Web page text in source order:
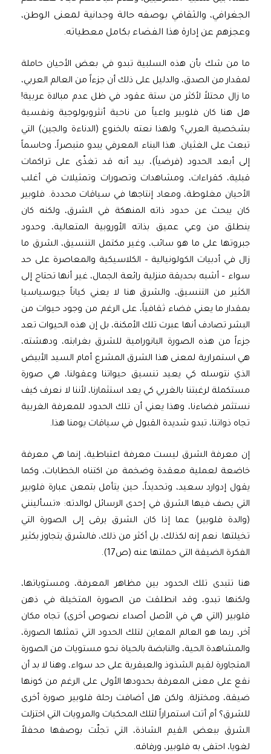
الجغرافي، والثقافي بوصفه حالة وجدانية لمعنى الوطن،
وعجزهم عن إدارة هذا الفضاء بكامل معطياته.
ما من شك بأن هذه السلبية تبدو في بعض الأحيان حاملة
لمقدار من الصدق، والدليل على ذلك أن جزءاً من العالم العربي،
ما زال محتلاً لأكثر من ستة عقود في ظل عدم مبالاة عربية!
هل هنا كان فلوبير واعياً من ناحية أنثروبولوجية ونفسية
بشخصية العربي؟ ولهذا نعته بالخنوع (الدناءة والجين) التي
تبعث على الغثيان. هذا البناء المعرفي يبدو متبصراً، وحاسماً
إلى أبعد الحدود (فرضياً)، بيد أنه قد تغذّى على تراكمات
قبلية، كقراءات، ومشاهدات وتصورات وتمثيلات في أغلب
الأحيان مغلوطة، ومعاد إنتاجها في سياقات محددة. فلوبير
كان يبحث عن حدود ذاته المنهكة في الشرق، ولكنه كان
ينطلق من وعي عميق بذاته الأوروبية المتعالية، وحدود
جبروتها على ما هو سائب، وغير مكتمل التنسيق، الشرق ما
زال في أدبيات الكولونيالية – الكلاسيكية والمعاصرة على حد
سواء – أشبه بحديقة منزلية رائعة الجمال، غير أنها تحتاج إلى
الكثير من التنسيق، والشرق هنا لا يعني كياناً جيوسياسيا
بمقدار ما يعني فضاء ثقافياً، على الرغم من وجود حيوات من
البشر تصادف أنها عبرت تلك الأمكنة، بل إن هذه الحيوات تعد
جزءاً من هذه الصورة البانورامية للشرق بغرابته، ودهشته،
هي استمرارية لمعنى هذا الشرق المشرع أمام السيد الأبيض
الذي نتوسله كي يعيد تنسيق حيواتنا وعقولنا، هي صورة
مستكملة لرغبتنا بالغربي كي يعد استثمارنا، لأننا لا نعرف كيف
نستثمر فضاءنا، وهذا يعني أن تلك الحدود للمعرفة الغربية
تجاه ذواتنا، تبدو شديدة القبول في سياقات يومنا هذا.
إن معرفة الشرق ليست معرفة اعتباطية، إنما هي معرفة
خاضعة لعملية معقدة وضخمة من اكتناه الخطابات، وكما
يقول إدوارد سعيد، وتحديداً، حين يتأمل بتمعن عبارة فلوبير
التي يصف فيها الشرق في إحدى الرسائل لوالدته: «تسألينني
(والدة فلوبير) عما إذا كان الشرق يرقى إلى الصورة التي
تخيلتها. نعم إنه لكذلك، بل أكثر من ذلك، فالشرق يتجاوز بكثير
الفكرة الضيقة التي حملتها عنه (ص17).
هنا تتبدى تلك الحدود بين مظاهر المعرفة، ومستوياتها،
ولكنها تبدو، وقد انطلقت من الصورة المتخيلة في ذهن
فلوبير (التي هي في الأصل أصداء نصوص أخرى) تجاه مكان
آخر، ربما هو العالم المعاين لتلك الحدود التي تمثلها الصورة،
والمشاهدة الحية، والنابضة بالحياة نحو مستويات من الصورة
المتجاورة لقيم الشذوذ والعبقرية على حد سواء، وهنا لا بد أن
نقع على معنى المعرفة بحدودها الأولى على الرغم من كونها
ضيقة، ومختزلة. ولكن هل أضافت رحلة فلوبير صورة أخرى
للشرق؟ أم أتت استمراراً لتلك المحكيات والمرويات التي اختزلت
الشرق ببعض القيم الشاذة، التي تجلّت بوصفها محفلاً
لغويا، احتفى به فلوبير، ورفاقه.